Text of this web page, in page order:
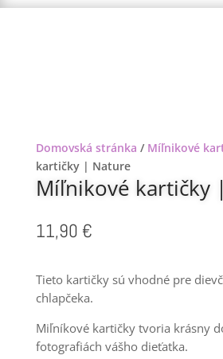
Domovská stránka / Míľnikové
kartičky | Nature
Míľnikové kartičky
11,90 €
Tieto kartičky sú vhodné pre
chlapčeka.
Miľníkové kartičky tvoria krásny
fotografiách vášho dieťatka.